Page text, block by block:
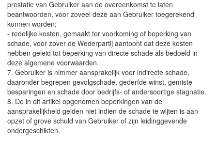
prestatie van Gebruiker aan de overeenkomst te laten
beantwoorden, voor zoveel deze aan Gebruiker toegerekend
kunnen worden;
- redelijke kosten, gemaakt ter voorkoming of beperking van
schade, voor zover de Wederpartij aantoont dat deze kosten
hebben geleid tot beperking van directe schade als bedoeld in
deze algemene voorwaarden.
7. Gebruiker is nimmer aansprakelijk voor indirecte schade,
daaronder begrepen gevolgschade, gederfde winst, gemiste
besparingen en schade door bedrijfs- of andersoortige stagnatie.
8. De in dit artikel opgenomen beperkingen van de
aansprakelijkheid gelden niet indien de schade te wijten is aan
opzet of grove schuld van Gebruiker of zijn leidinggevende
ondergeschikten.